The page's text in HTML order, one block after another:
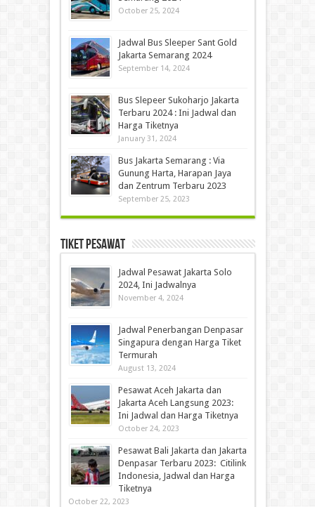
October 25, 2024
Jadwal Bus Sleeper Sant Gold
Jakarta Semarang 2024
September 14, 2024
Bus Slepeer Sukoharjo Jakarta
Terbaru 2024 : Ini Jadwal dan
Harga Tiketnya
January 31, 2024
Bus Jakarta Semarang : Via
Gunung Harta, Harapan Jaya
dan Zentrum Terbaru 2023
September 25, 2023
Tiket Pesawat
Jadwal Pesawat Jakarta Solo
2024, Ini Jadwalnya
November 4, 2024
Jadwal Penerbangan Denpasar
Singapura dengan Harga Tiket
Termurah
August 13, 2024
Pesawat Aceh Jakarta dan
Jakarta Aceh Langsung 2023:
Ini Jadwal dan Harga Tiketnya
October 24, 2023
Pesawat Bali Jakarta dan Jakarta
Denpasar Terbaru 2023: Citilink
Indonesia, Jadwal dan Harga
Tiketnya
October 22, 2023